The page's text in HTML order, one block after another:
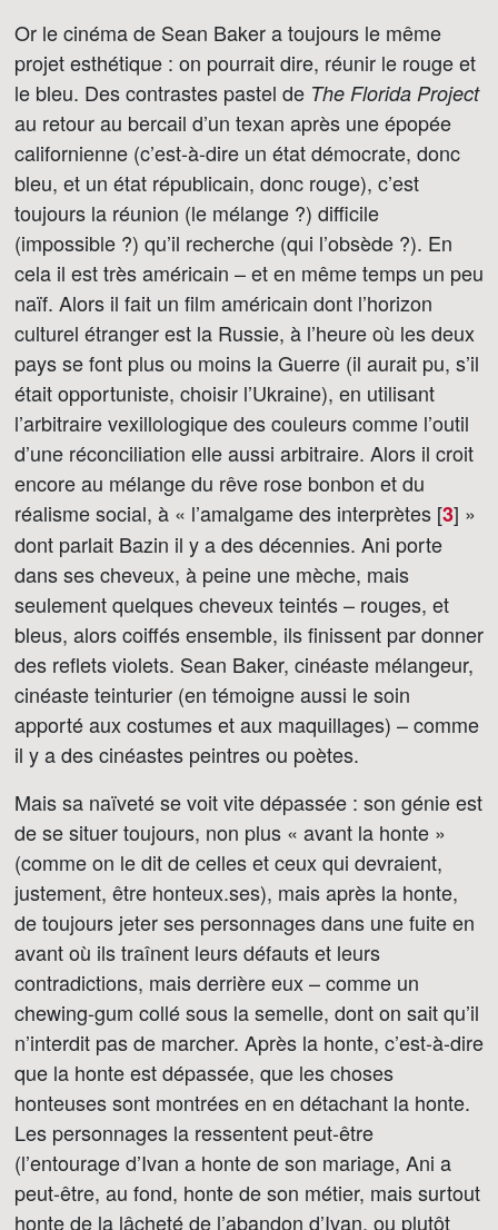
Or le cinéma de Sean Baker a toujours le même
projet esthétique : on pourrait dire, réunir le rouge et
le bleu. Des contrastes pastel de The Florida Project
au retour au bercail d’un texan après une épopée
californienne (c’est-à-dire un état démocrate, donc
bleu, et un état républicain, donc rouge), c’est
toujours la réunion (le mélange ?) difficile
(impossible ?) qu’il recherche (qui l’obsède ?). En
cela il est très américain – et en même temps un peu
naïf. Alors il fait un film américain dont l’horizon
culturel étranger est la Russie, à l’heure où les deux
pays se font plus ou moins la Guerre (il aurait pu, s’il
était opportuniste, choisir l’Ukraine), en utilisant
l’arbitraire vexillologique des couleurs comme l’outil
d’une réconciliation elle aussi arbitraire. Alors il croit
encore au mélange du rêve rose bonbon et du
réalisme social, à « l’amalgame des interprètes [3] »
dont parlait Bazin il y a des décennies. Ani porte
dans ses cheveux, à peine une mèche, mais
seulement quelques cheveux teintés – rouges, et
bleus, alors coiffés ensemble, ils finissent par donner
des reflets violets. Sean Baker, cinéaste mélangeur,
cinéaste teinturier (en témoigne aussi le soin
apporté aux costumes et aux maquillages) – comme
il y a des cinéastes peintres ou poètes.
Mais sa naïveté se voit vite dépassée : son génie est
de se situer toujours, non plus « avant la honte »
(comme on le dit de celles et ceux qui devraient,
justement, être honteux.ses), mais après la honte,
de toujours jeter ses personnages dans une fuite en
avant où ils traînent leurs défauts et leurs
contradictions, mais derrière eux – comme un
chewing-gum collé sous la semelle, dont on sait qu’il
n’interdit pas de marcher. Après la honte, c’est-à-dire
que la honte est dépassée, que les choses
honteuses sont montrées en en détachant la honte.
Les personnages la ressentent peut-être
(l’entourage d’Ivan a honte de son mariage, Ani a
peut-être, au fond, honte de son métier, mais surtout
honte de la lâcheté de l’abandon d’Ivan, ou plutôt